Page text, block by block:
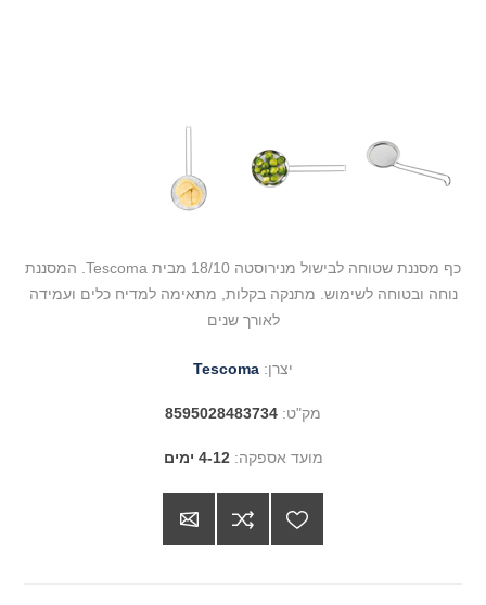
כף מסננת שטוחה לבישול מנירוסטה 18/10 מבית Tescoma. המסננת
נוחה ובטוחה לשימוש. מתנקה בקלות, מתאימה למדיח כלים ועמידה
לאורך שנים
יצרן: Tescoma
מק"ט: 8595028483734
מועד אספקה: 4-12 ימים